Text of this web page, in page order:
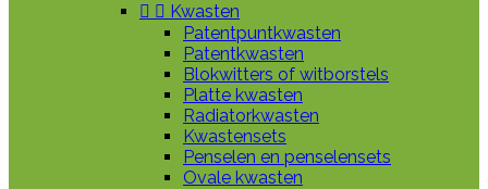
  Kwasten
Patentpuntkwasten
Patentkwasten
Blokwitters of witborstels
Platte kwasten
Radiatorkwasten
Kwastensets
Penselen en penselensets
Ovale kwasten